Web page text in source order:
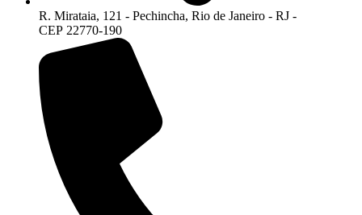
R. Mirataia, 121 - Pechincha, Rio de Janeiro - RJ -
CEP 22770-190